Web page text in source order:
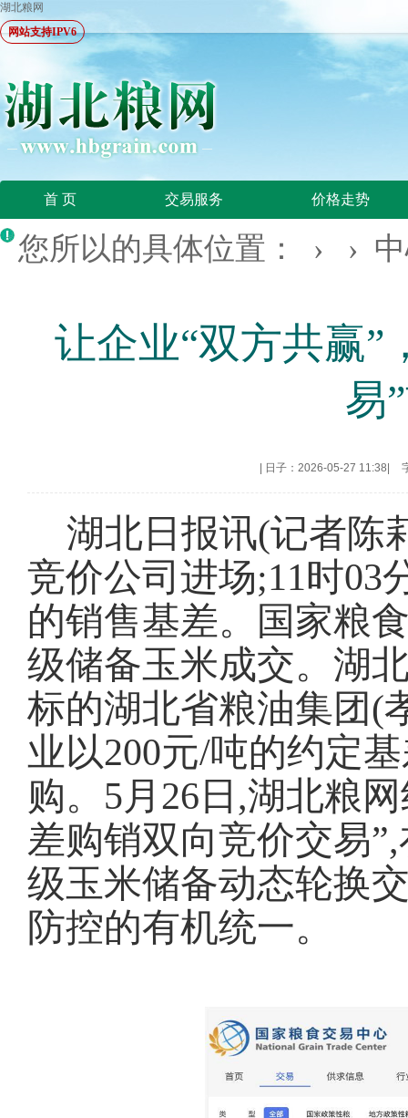
湖北粮网
网站支持IPV6
首 页 交易服务 价格走势
您所以的具体位置： › ›
让企业“双方共赢”
易
日子：2026-05-27 11:38
湖北日报讯(记者陈
竞价公司进场;11时03
的销售基差。国家粮
级储备玉米成交。湖
标的湖北省粮油集团(
业以200元/吨的约定
购。5月26日,湖北粮
差购销双向竞价交易
级玉米储备动态轮换
防控的有机统一。